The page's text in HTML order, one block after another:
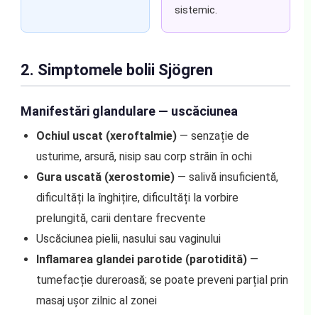
sistemic.
2. Simptomele bolii Sjögren
Manifestări glandulare — uscăciunea
Ochiul uscat (xeroftalmie)— senzație de
usturime, arsură, nisip sau corp străin în ochi
Gura uscată (xerostomie)— salivă insuficientă,
dificultăți la înghițire, dificultăți la vorbire
prelungită, carii dentare frecvente
Uscăciunea pielii, nasului sau vaginului
Inflamarea glandei parotide (parotidită)—
tumefacție dureroasă; se poate preveni parțial prin
masaj ușor zilnic al zonei